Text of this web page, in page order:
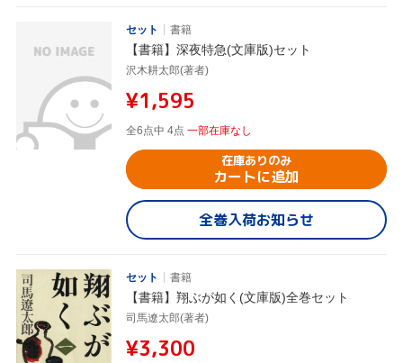
セット 書籍
【書籍】深夜特急(文庫版)セット
沢木耕太郎(著者)
¥1,595
全6点中 4点 一部在庫なし
在庫ありのみ
カートに追加
全巻入荷お知らせ
セット 書籍
【書籍】翔ぶが如く(文庫版)全巻セット
司馬遼太郎(著者)
¥3,300